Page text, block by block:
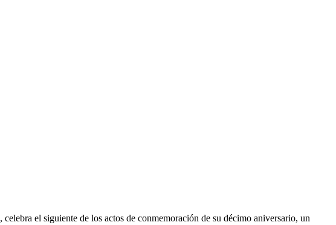
, celebra el siguiente de los actos de conmemoración de su décimo aniversario, un